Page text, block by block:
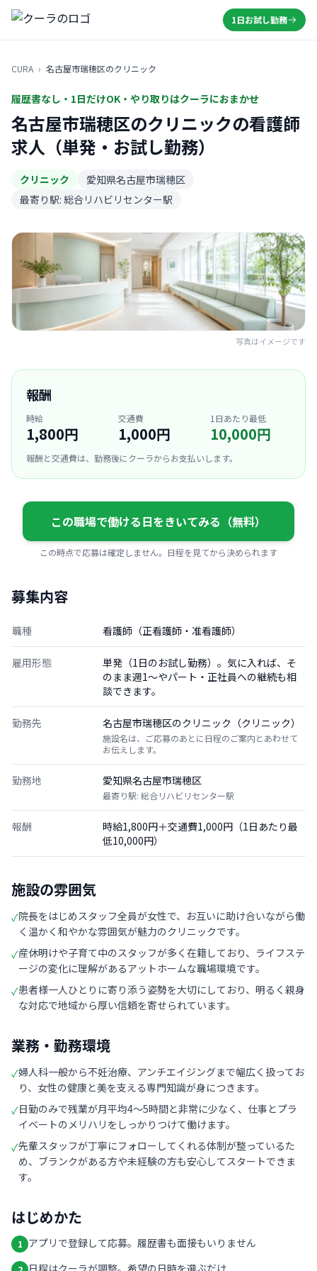
1日お試し勤務
CURA › 名古屋市瑞穂区のクリニック
履歴書なし・1日だけOK・やり取りはクーラにおまかせ
名古屋市瑞穂区のクリニックの看護師
求人（単発・お試し勤務）
クリニック
愛知県名古屋市瑞穂区
最寄り駅: 総合リハビリセンター駅
写真はイメージです
報酬
時給
1,800円
交通費
1,000円
1日あたり最低
10,000円
報酬と交通費は、勤務後にクーラからお支払いします。
この職場で働ける日をきいてみる（無料）
この時点で応募は確定しません。日程を見てから決められます
募集内容
職種 看護師（正看護師・准看護師）
雇用形態
単発（1日のお試し勤務）。気に入れば、そ
のまま週1〜やパート・正社員への継続も相
談できます。
勤務先 名古屋市瑞穂区のクリニック（クリニック）
施設名は、ご応募のあとに日程のご案内とあわせて
お伝えします。
勤務地 愛知県名古屋市瑞穂区
最寄り駅: 総合リハビリセンター駅
報酬
時給1,800円＋交通費1,000円（1日あたり最
低10,000円）
施設の雰囲気
✓院長をはじめスタッフ全員が女性で、お互いに助け合いながら働
く温かく和やかな雰囲気が魅力のクリニックです。
✓産休明けや子育て中のスタッフが多く在籍しており、ライフステ
ージの変化に理解があるアットホームな職場環境です。
✓患者様一人ひとりに寄り添う姿勢を大切にしており、明るく親身
な対応で地域から厚い信頼を寄せられています。
業務・勤務環境
✓婦人科一般から不妊治療、アンチエイジングまで幅広く扱ってお
り、女性の健康と美を支える専門知識が身につきます。
✓日勤のみで残業が月平均4〜5時間と非常に少なく、仕事とプラ
イベートのメリハリをしっかりつけて働けます。
✓先輩スタッフが丁寧にフォローしてくれる体制が整っているた
め、ブランクがある方や未経験の方も安心してスタートできま
す。
はじめかた
1 アプリで登録して応募。履歴書も面接もいりません